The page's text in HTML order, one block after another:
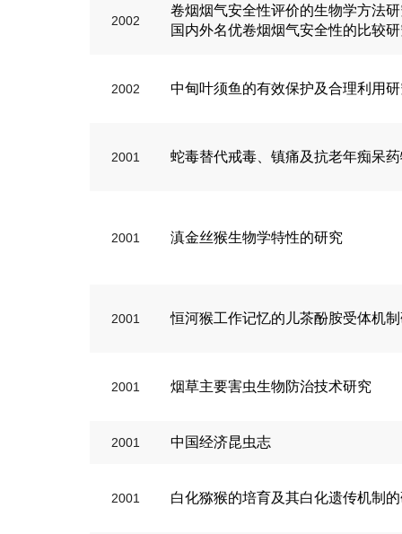
2002
卷烟烟气安全性评价的生物学方法
国内外名优卷烟烟气安全性的比较
2002 中甸叶须鱼的有效保护及合理利用
2001 蛇毒替代戒毒、镇痛及抗老年痴呆
2001 滇金丝猴生物学特性的研究
2001 恒河猴工作记忆的儿茶酚胺受体机
2001 烟草主要害虫生物防治技术研究
2001 中国经济昆虫志
2001 白化猕猴的培育及其白化遗传机制